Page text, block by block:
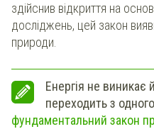
здійснив відкриття на
досліджень, цей закон
природи.
Енергія не
переходить з
фундаментальний закон